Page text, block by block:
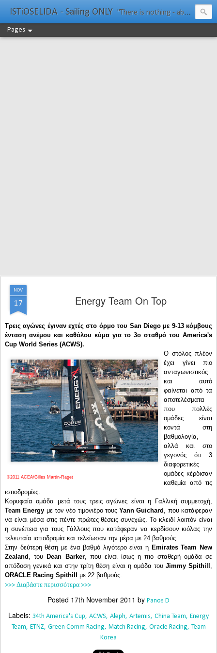
ISTiOSELIDA - Sailing ONLY "There is nothing - absolutely nothing - half so much worth doing as simply messing about in boats." Water Rat, Kenneth Grahame
Pages
NOV
17 Energy Team On Top
Τρεις αγώνες έγιναν εχτές στο όρμο του San Diego με 9-13 κόμβους
ένταση ανέμου και καθόλου κύμα για το 3ο σταθμό του America's
Cup World Series (ACWS).
©2011 ACEA/Gilles Martin-Raget
Ο στόλος πλέον
έχει γίνει πιο
ανταγωνιστικός
και αυτό
φαίνεται από τα
αποτελέσματα
που πολλές
ομάδες είναι
κοντά στη
βαθμολογία,
αλλά και στο
γεγονός ότι 3
διαφορετικές
ομάδες κέρδισαν
καθεμία από τις
ιστιοδρομίες.
Κορυφαία ομάδα μετά τους τρεις αγώνες είναι η Γαλλική συμμετοχή,
Team Energy με τον νέο τιμονιέρο τουςYann Guichard , που κατάφεραν
να είναι μέσα στις πέντε πρώτες θέσεις συνεχώς. Το κλειδί λοιπόν είναι
η συνέπεια για τους Γάλλους που κατάφεραν να κερδίσουν κιόλας την
τελευταία ιστιοδρομία και τελείωσαν την μέρα με 24 βαθμούς.
Στην δεύτερη θέση με ένα βαθμό λιγότερο είναι η Emirates Team New
Zealand , του Dean Barker, που είναι ίσως η πιο σταθερή ομάδα σε
απόδοση γενικά και στην τρίτη θέση είναι η ομάδα του Jimmy Spithill ,
ORACLE Racing Spithill
με 22 βαθμούς.
>>> Διαβάστε περισσότερα >>>
Posted 17th November 2011 by Panos D
Labels: 34th America's Cup ACWS Aleph Artemis China Team Energy
Team ETNZ Green Comm Racing Match Racing Oracle Racing Team
Korea